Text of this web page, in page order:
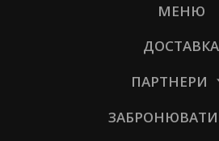
МЕНЮ
ДОСТАВКА
ПАРТНЕРИ
ЗАБРОНЮВАТИ